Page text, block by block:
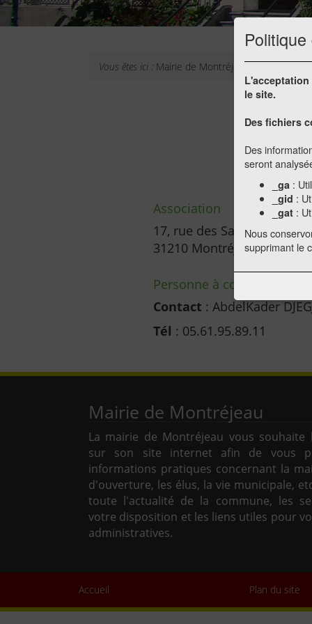
le site.
Des fichiers
Des
seront
_ga :
_gid :
_gat :
Nous
supprimant le
Vous êtes ici : Mairie de Montréjeau HARKIS
Association
17, rue des Salières
31210 Montréjeau
Personne à contacter
Contact : AbdelKader
Tél : 05.61.95.89.11
Mairie de Montréjeau
La mairie de Montréjeau vous souhaite
sur son site internet afin de vous
informations pratiques concernant la
d'ouverture, les élus, la vie municipale,
toute l'actualité de la commune, les
votre disposition et les liens utiles pour
administratives.
Accueil Plan du site